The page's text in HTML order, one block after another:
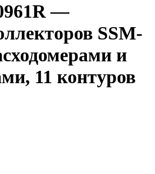
—
SSM-
и
11 контуров